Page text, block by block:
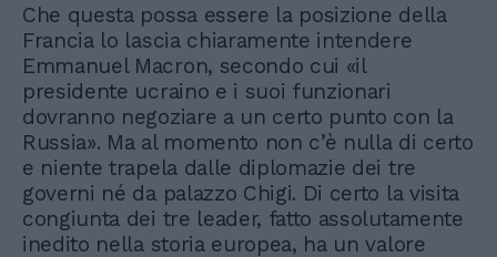
Che questa possa essere la posizione della
Francia lo lascia chiaramente intendere
Emmanuel Macron, secondo cui «il
presidente ucraino e i suoi funzionari
dovranno negoziare a un certo punto con la
Russia». Ma al momento non c’è nulla di certo
e niente trapela dalle diplomazie dei tre
governi né da palazzo Chigi. Di certo la visita
congiunta dei tre leader, fatto assolutamente
inedito nella storia europea, ha un valore